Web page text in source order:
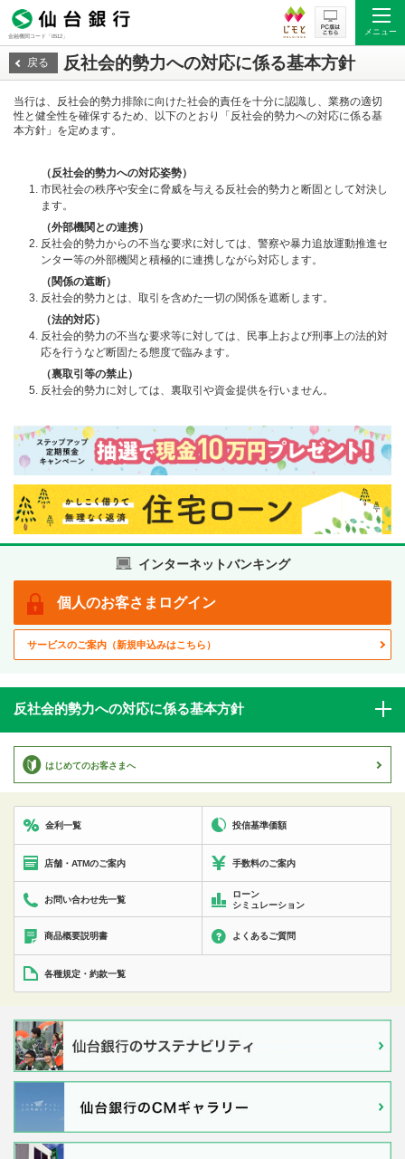
金融機関コード「0512」
メニュー
戻る 反社会的勢力への対応に係る基本方針
当行は、反社会的勢力排除に向けた社会的責任を十分に認識し、業務の適切
性と健全性を確保するため、以下のとおり「反社会的勢力への対応に係る基
本方針」を定めます。
（反社会的勢力への対応姿勢）
市民社会の秩序や安全に脅威を与える反社会的勢力と断固として対決し
ます。
（外部機関との連携）
反社会的勢力からの不当な要求に対しては、警察や暴力追放運動推進セ
ンター等の外部機関と積極的に連携しながら対応します。
（関係の遮断）
反社会的勢力とは、取引を含めた一切の関係を遮断します。
（法的対応）
反社会的勢力の不当な要求等に対しては、民事上および刑事上の法的対
応を行うなど断固たる態度で臨みます。
（裏取引等の禁止）
反社会的勢力に対しては、裏取引や資金提供を行いません。
インターネットバンキング
個人のお客さま ログイン
サービスのご案内 （新規申込みはこちら）
反社会的勢力への対応に係る基本方針
はじめてのお客さまへ
金利一覧 投信基準価額
店舗・ATMのご案内 手数料のご案内
お問い合わせ先一覧
ローン
シミュレーション
商品概要説明書 よくあるご質問
各種規定・約款一覧